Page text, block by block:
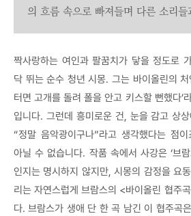
의 흐름 속으로 빠져들며 다른 소리들
짝사랑하는 여인과 팔꿈치가 닿을 정도로
닥 뛰는 순수 청년 시몽. 그는 바이올린의
터면 고개를 돌려 폴을 안고 키스할 뻔했다’
입니다. 그런데 흥미로운 건, 눈을 감고 상
“정말 음악광이구나”라고 생각했다는 점
아닐 수 없습니다. 작품 속에서 사강은 ‘브
인지는 명시하지 않지만, 시몽의 감정을 요
리는 자연스럽게 브람스의 <바이올린 협주
다. 브람스가 생애 단 한 곡 남긴 이 협주곡